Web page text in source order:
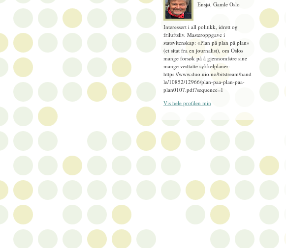
Ensjø, Gamle Oslo
Interessert i all politikk, idrett og
friluftsliv. Masteroppgave i
statsvitenskap: «Plan på plan på plan»
(et sitat fra en journalist), om Oslos
mange forsøk på å gjennomføre sine
mange vedtatte sykkelplaner:
https://www.duo.uio.no/bitstream/hand
le/10852/12966/plan-paa-plan-paa-
plan0107.pdf?sequence=1
Vis hele profilen min